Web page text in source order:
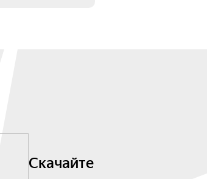
Скачайте